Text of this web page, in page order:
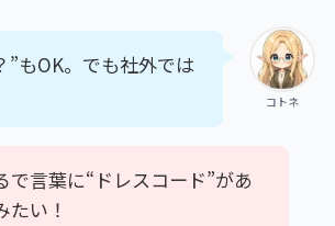
コトネ
”もOK。でも社外では
で言葉に“ドレスコード”があ
たい！